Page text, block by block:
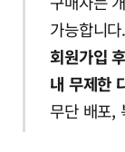
가능합니다.
회원가입
내 무제한
무단 배포,